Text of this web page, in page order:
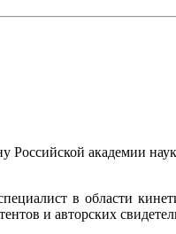
Российской академии
в области
и авторских